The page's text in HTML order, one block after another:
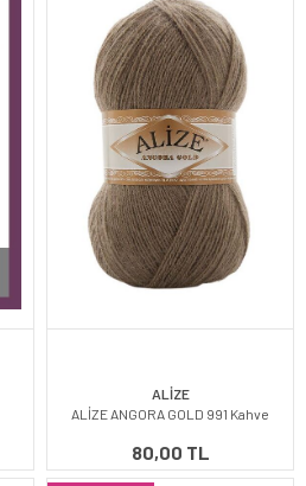
ALİZE
ALİZE ANGORA GOLD 991 Kahve
80,00 TL